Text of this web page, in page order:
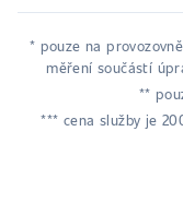
* pouze na
měření součástí
**
*** cena služby je